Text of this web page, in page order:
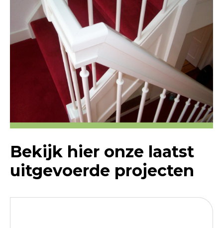
Bekijk hier onze laatst
uitgevoerde projecten